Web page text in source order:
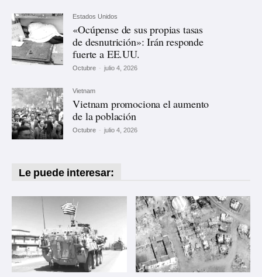
Estados Unidos
«Ocúpense de sus propias tasas
de desnutrición»: Irán responde
fuerte a EE.UU.
Octubre - julio 4, 2026
Vietnam
Vietnam promociona el aumento
de la población
Octubre - julio 4, 2026
Le puede interesar: